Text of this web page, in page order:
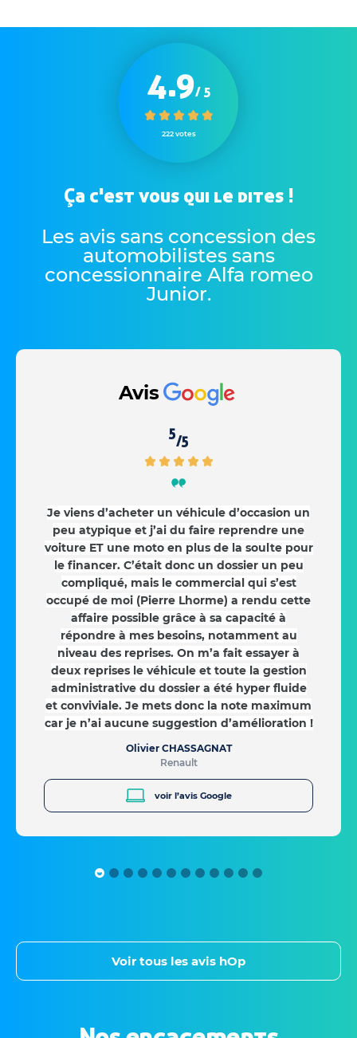
4.9/ 5
222 votes
Ça c'est vous qui le dites !
Les avis sans concession des
automobilistes sans
concessionnaire Alfa romeo
Junior.
Avis
5/5
Je viens d’acheter un véhicule d’occasion un
peu atypique et j’ai du faire reprendre une
voiture ET une moto en plus de la soulte pour
le financer. C’était donc un dossier un peu
compliqué, mais le commercial qui s’est
occupé de moi (Pierre Lhorme) a rendu cette
affaire possible grâce à sa capacité à
répondre à mes besoins, notamment au
niveau des reprises. On m’a fait essayer à
deux reprises le véhicule et toute la gestion
administrative du dossier a été hyper fluide
et conviviale. Je mets donc la note maximum
car je n’ai aucune suggestion d’amélioration !
Olivier CHASSAGNAT
Renault
voir l’avis Google
Voir tous les avis hOp